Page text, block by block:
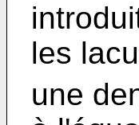
les
une